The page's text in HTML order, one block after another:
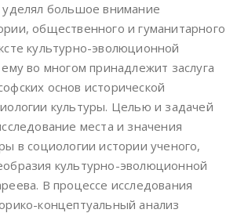
уделял большое внимание
общественного и гуманитарного
культурно-эволюционной
во многом принадлежит заслуга
основ исторической
культуры. Целью и задачей
места и значения
в социологии истории ученого,
культурно-эволюционной
В процессе исследования
концептуальный анализ